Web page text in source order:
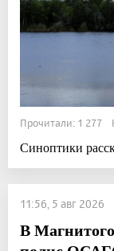
Прочитали: 1 277
Синоптики
11:56, 5 авг 2026
В